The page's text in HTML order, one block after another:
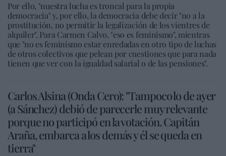
Por ello, "nuestra lucha es troncal para la propia
democracia" y, por ello, la democracia debe decir "no a la
prostitución, no permitir la legalización de los vientres de
alquiler". Para Carmen Calvo, "eso es feminismo", mientras
que "no es feminismo estar enredadas en otro tipo de luchas
de otros colectivos que pelean por cuestiones que para nada
tienen que ver con la igualdad salarial o de las pensiones".
Carlos Alsina (Onda Cero): "Tampoco lo de ayer
(a Sánchez) debió de parecerle muy relevante
porque no participó en la votación. Capitán
Araña, embarca a los demás y él se queda en
tierra"